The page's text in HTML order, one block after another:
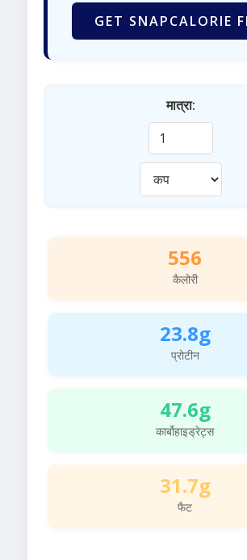
GET SNAPCALORIE
मात्रा:
556
कैलोरी
23.8g
प्रोटीन
47.6g
कार्बोहाइड्रेट्स
31.7g
फैट